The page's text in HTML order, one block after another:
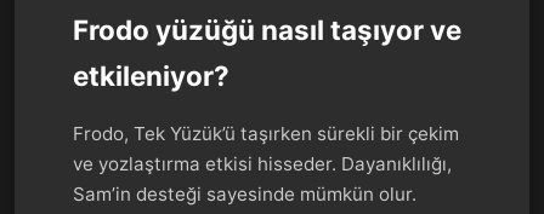
Frodo yüzüğü nasıl taşıyor ve
etkileniyor?
Frodo, Tek Yüzük’ü taşırken sürekli bir çekim
ve yozlaştırma etkisi hisseder. Dayanıklılığı,
Sam’in desteği sayesinde mümkün olur.